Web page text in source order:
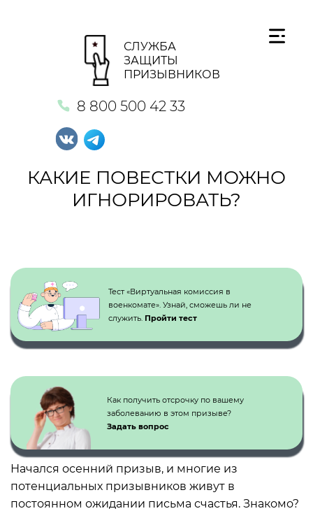
СЛУЖБА
ЗАЩИТЫ
ПРИЗЫВНИКОВ
8 800 500 42 33
КАКИЕ ПОВЕСТКИ МОЖНО
ИГНОРИРОВАТЬ?
Тест «Виртуальная комиссия в
военкомате». Узнай, сможешь ли не
служить. Пройти тест
Как получить отсрочку по вашему
заболеванию в этом призыве?
Задать вопрос
Начался осенний призыв, и многие из
потенциальных призывников живут в
постоянном ожидании письма счастья. Знакомо?